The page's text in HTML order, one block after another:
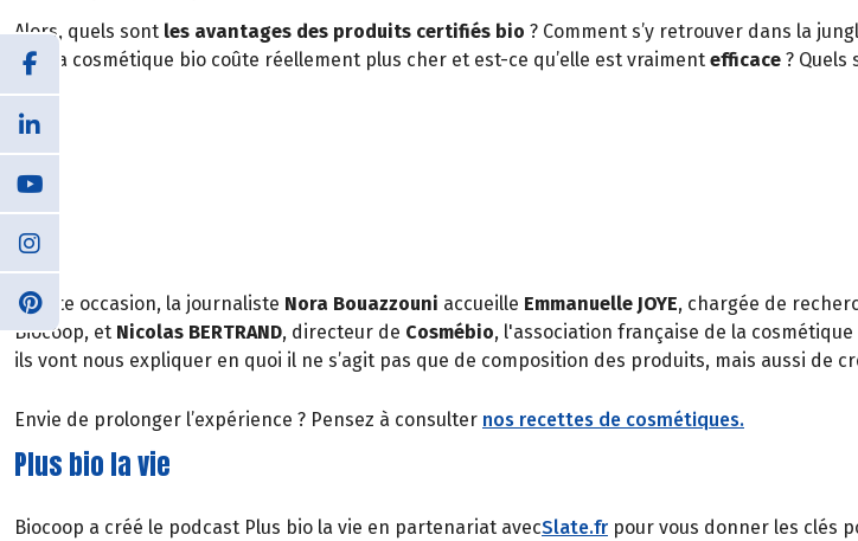
Alors, quels sont les avantages des produits certifiés bio ? Comment s’y retrouver dans la
que la cosmétique bio coûte réellement plus cher et est-ce qu’elle est vraiment efficace ?
A cette occasion, la journaliste Nora Bouazzouni accueille Emmanuelle JOYE, chargée de
Biocoop, et Nicolas BERTRAND, directeur de Cosmébio, l'association française de la
ils vont nous expliquer en quoi il ne s’agit pas que de composition des produits, mais aussi de
Envie de prolonger l’expérience ? Pensez à consulter nos recettes de cosmétiques.
Plus bio la vie
Biocoop a créé le podcast Plus bio la vie en partenariat avecSlate.fr pour vous donner les clés